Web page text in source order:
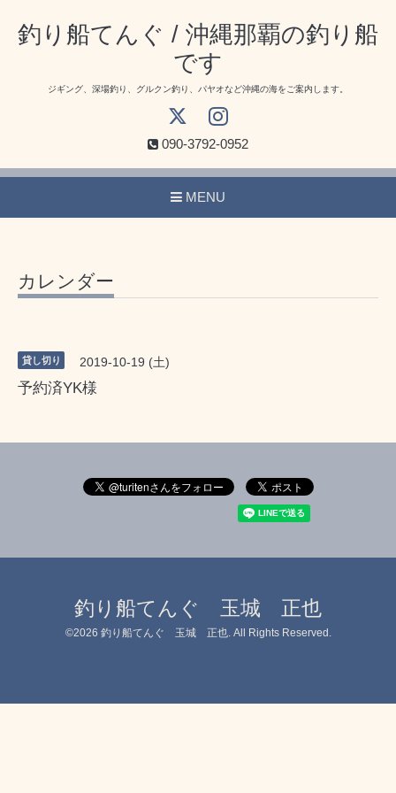
釣り船てんぐ / 沖縄那覇の釣り船
です
ジギング、深場釣り、グルクン釣り、パヤオなど沖縄の海をご案内します。
090-3792-0952
MENU
カレンダー
貸し切り 2019-10-19 (土)
予約済YK様
釣り船てんぐ 玉城 正也
©2026 釣り船てんぐ 玉城 正也. All Rights Reserved.